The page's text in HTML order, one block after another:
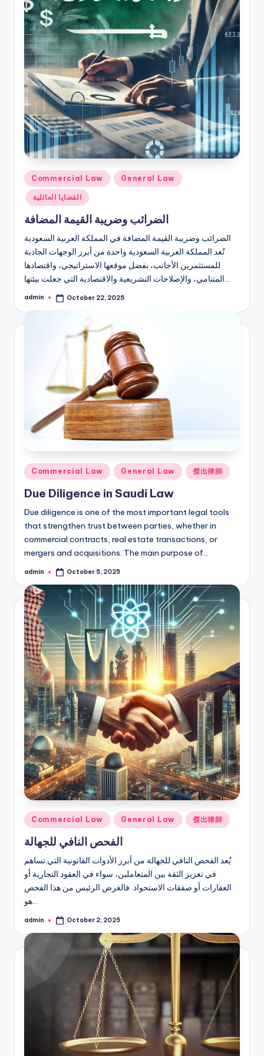
Posted
in
Commercial Law General Law
القضايا العائلية
الضرائب وضريبة القيمة المضافة
الضرائب وضريبة القيمة المضافة في المملكة العربية السعودية
تُعد المملكة العربية السعودية واحدة من أبرز الوجهات الجاذبة
للمستثمرين الأجانب، بفضل موقعها الاستراتيجي، واقتصادها
المتنامي، والإصلاحات التشريعية والاقتصادية التي جعلت بيئتها…
Posted
admin October 22, 2025
Posted
in
Commercial Law General Law 傑出律師
Due Diligence in Saudi Law
Due diligence is one of the most important legal tools
that strengthen trust between parties, whether in
commercial contracts, real estate transactions, or
mergers and acquisitions. The main purpose of…
Posted
admin October 5, 2025
Posted
in
Commercial Law General Law 傑出律師
الفحص النافي للجهالة
يُعد الفحص النافي للجهالة من أبرز الأدوات القانونية التي تساهم
في تعزيز الثقة بين المتعاملين، سواء في العقود التجارية أو
العقارات أو صفقات الاستحواذ. فالغرض الرئيس من هذا الفحص
هو…
Posted
admin October 2, 2025